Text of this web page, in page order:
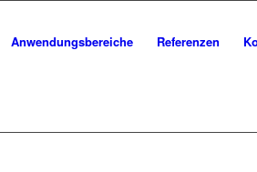
Anwendungsbereiche Referenzen